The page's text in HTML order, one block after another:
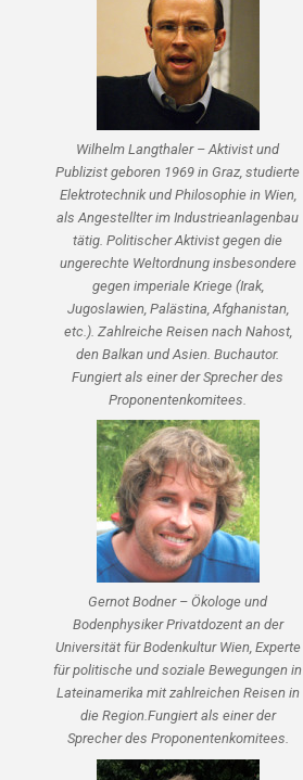
Wilhelm Langthaler – Aktivist und
Publizist geboren 1969 in Graz, studierte
Elektrotechnik und Philosophie in Wien,
als Angestellter im Industrieanlagenbau
tätig. Politischer Aktivist gegen die
ungerechte Weltordnung insbesondere
gegen imperiale Kriege (Irak,
Jugoslawien, Palästina, Afghanistan,
etc.). Zahlreiche Reisen nach Nahost,
den Balkan und Asien. Buchautor.
Fungiert als einer der Sprecher des
Proponentenkomitees.
Gernot Bodner – Ökologe und
Bodenphysiker Privatdozent an der
Universität für Bodenkultur Wien, Experte
für politische und soziale Bewegungen in
Lateinamerika mit zahlreichen Reisen in
die Region.Fungiert als einer der
Sprecher des Proponentenkomitees.